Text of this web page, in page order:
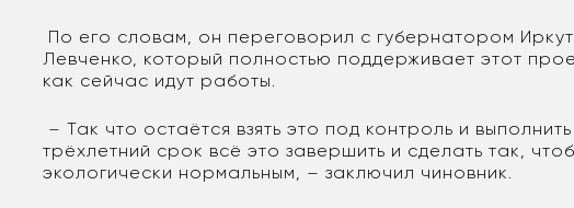
По его словам, он переговорил с губернатором
Левченко, который полностью поддерживает этот
как сейчас идут работы.
– Так что остаётся взять это под контроль и
трёхлетний срок всё это завершить и сделать так,
экологически нормальным, – заключил чиновник.